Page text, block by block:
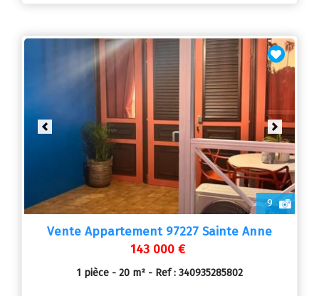
9
Previous Next
Vente Appartement 97227 Sainte Anne
143 000 €
1 pièce - 20 m² - Ref : 340935285802